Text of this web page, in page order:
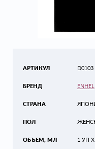
АРТИКУЛ
БРЕНД
СТРАНА
ПОЛ
ОБЪЕМ, МЛ
D0103
ENHEL
1 УП